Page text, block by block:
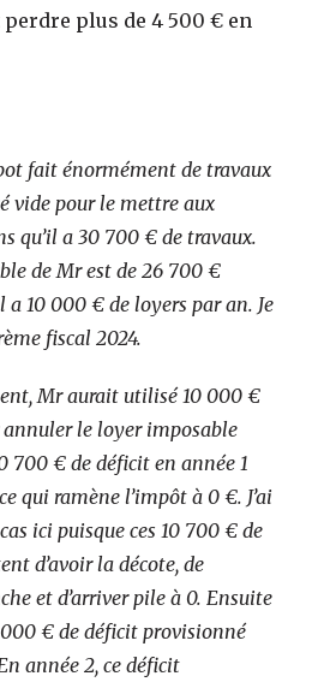
plus de 4 500 € en
fait énormément de travaux
vide pour le mettre aux
qu’il a 30 700 € de travaux.
de Mr est de 26 700 €
a 10 000 € de loyers par an. Je
fiscal 2024.
Mr aurait utilisé 10 000 €
annuler le loyer imposable
700 € de déficit en année 1
qui ramène l’impôt à 0 €. J’ai
ici puisque ces 10 700 € de
d’avoir la décote, de
et d’arriver pile à 0. Ensuite
€ de déficit provisionné
année 2, ce déficit